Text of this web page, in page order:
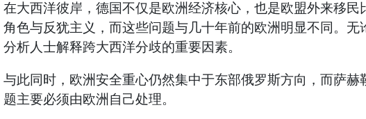
在大西洋彼岸，德国不仅是欧洲经济核心，也是欧盟外来移
角色与反犹主义，而这些问题与几十年前的欧洲明显不同。无
分析人士解释跨大西洋分歧的重要因素。
与此同时，欧洲安全重心仍然集中于东部俄罗斯方向，而萨赫
题主要必须由欧洲自己处理。